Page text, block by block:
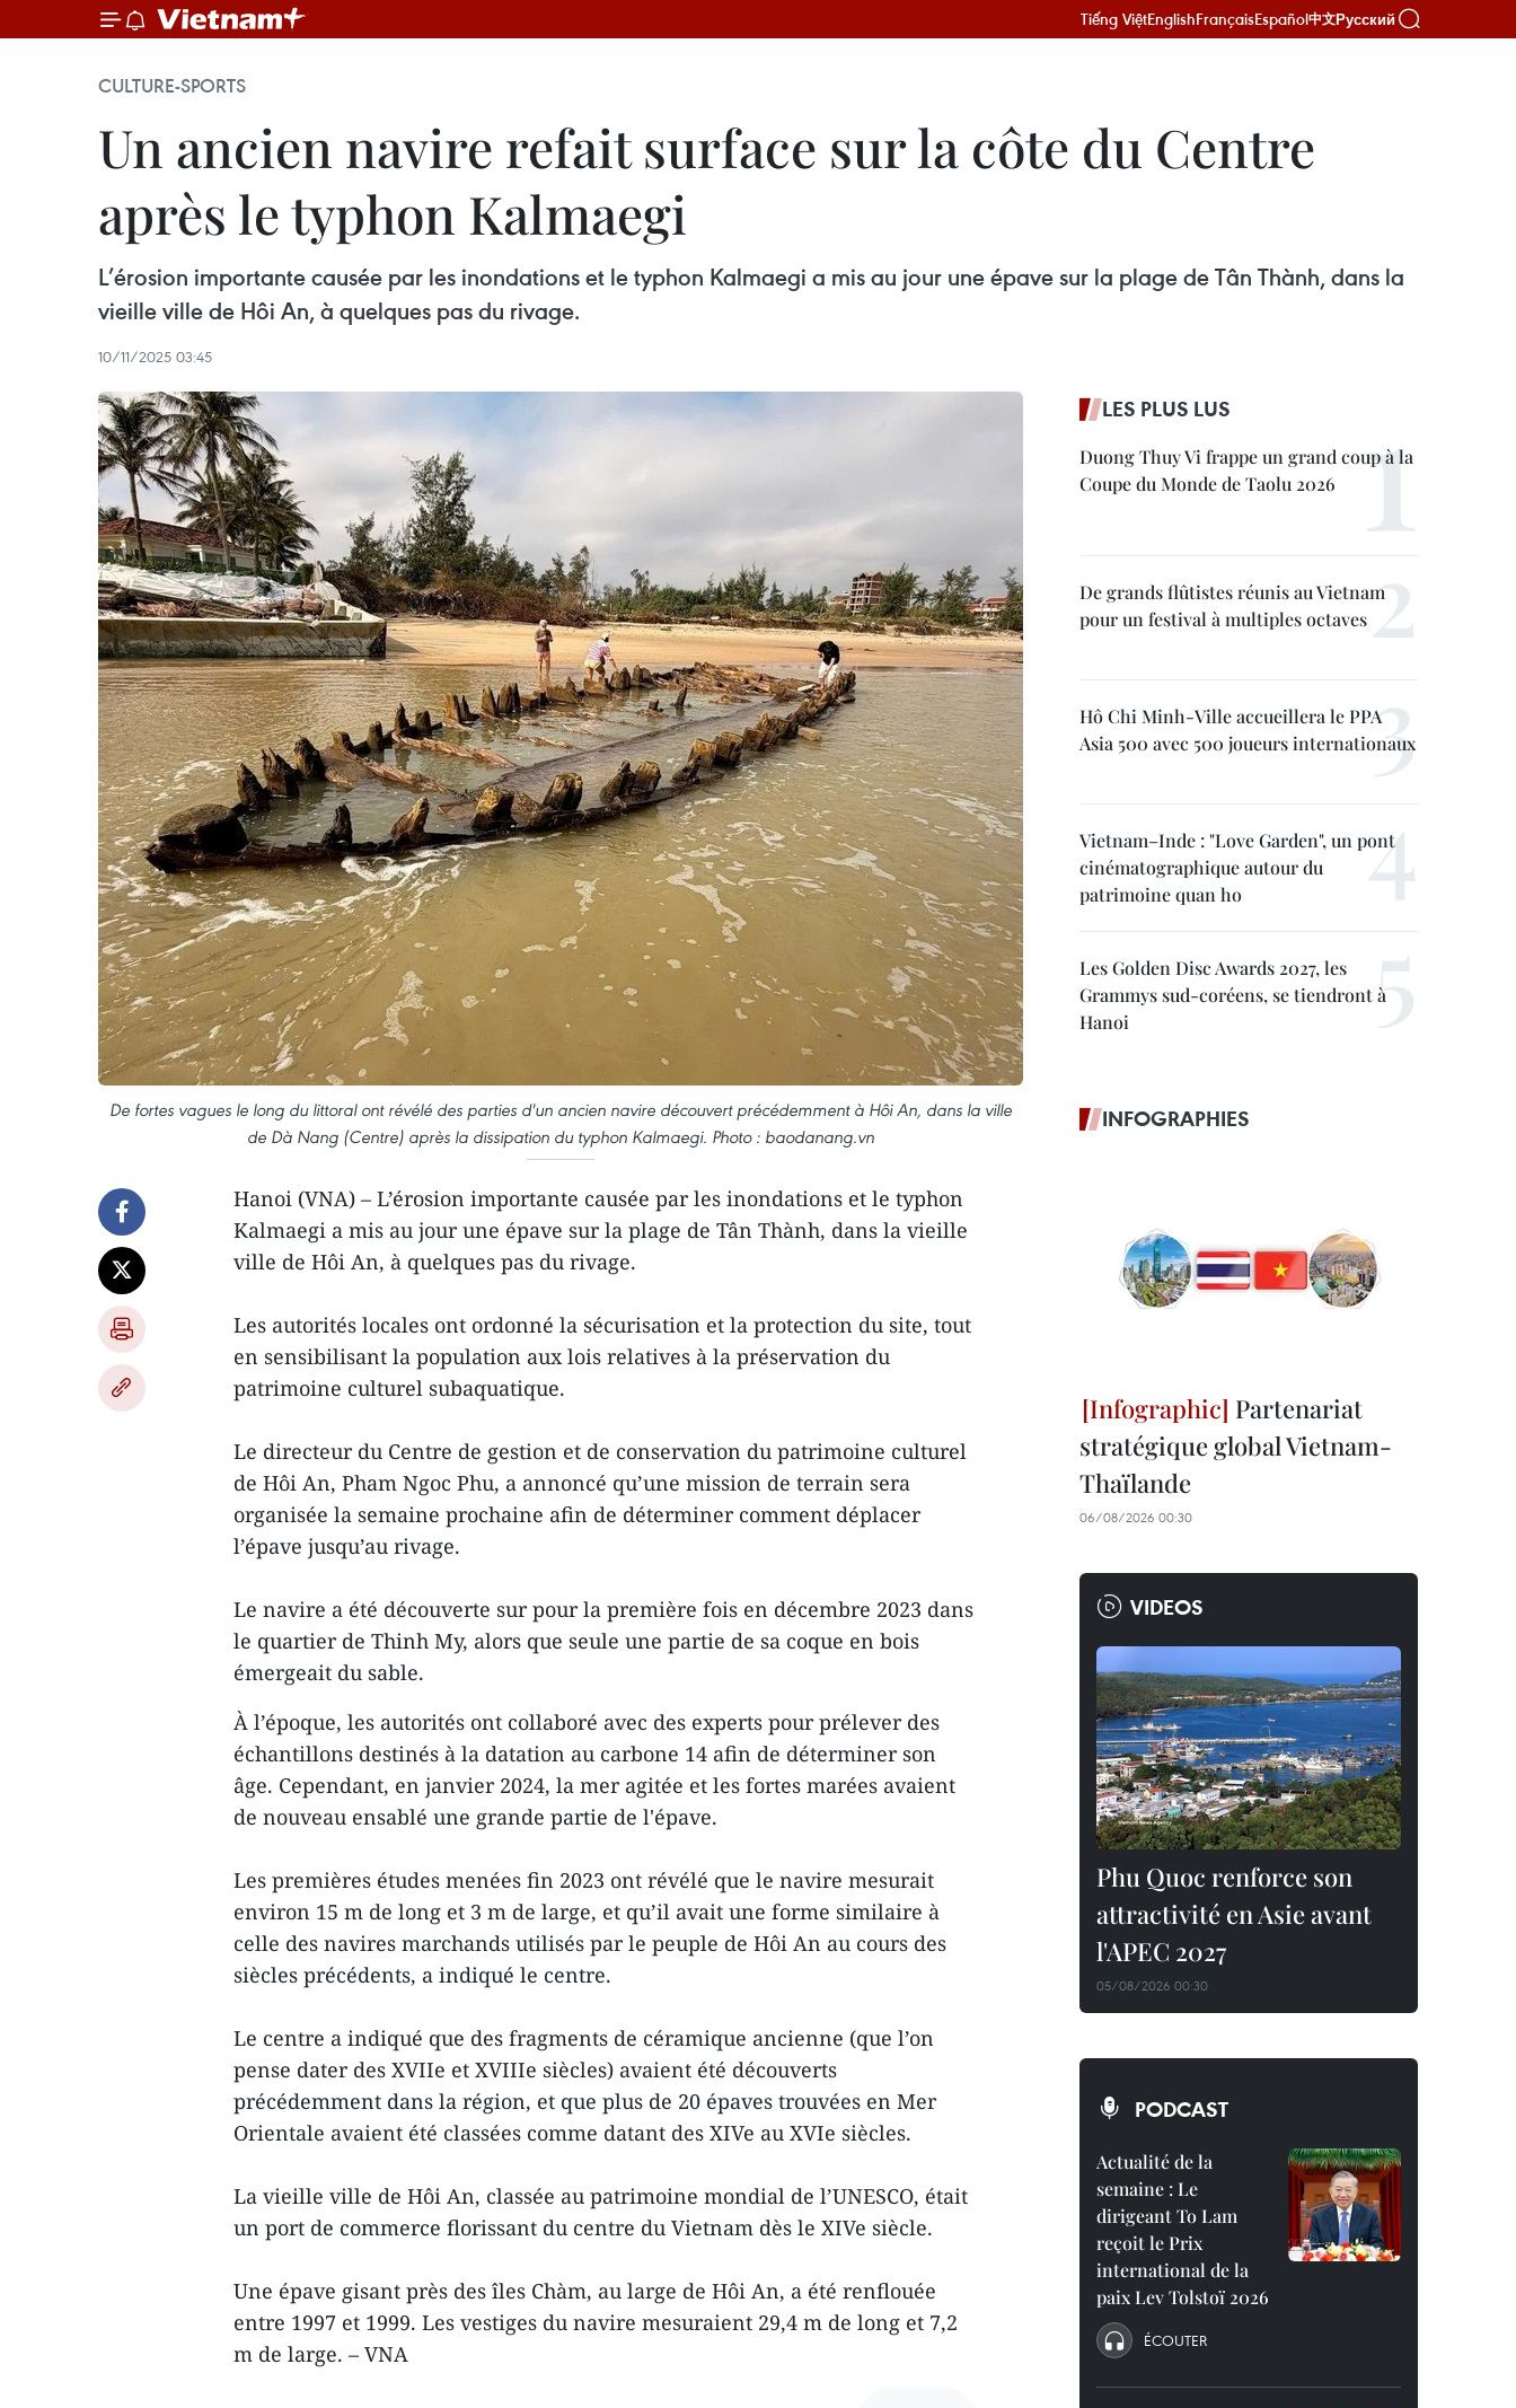
Tiếng ViệtEnglishFrançaisEspañol中文Русский
CULTURE-SPORTS
Un ancien navire refait surface sur la côte du Centre
après le typhon Kalmaegi
L’érosion importante causée par les inondations et le typhon Kalmaegi a mis au jour une épave sur la plage de Tân Thành, dans la
vieille ville de Hôi An, à quelques pas du rivage.
10/11/2025 03:45
De fortes vagues le long du littoral ont révélé des parties d'un ancien navire découvert précédemment à Hôi An, dans la ville
de Dà Nang (Centre) après la dissipation du typhon Kalmaegi. Photo : baodanang.vn
Hanoi (VNA) – L’érosion importante causée par les inondations et le typhon
Kalmaegi a mis au jour une épave sur la plage de Tân Thành, dans la vieille
ville de Hôi An, à quelques pas du rivage.
Les autorités locales ont ordonné la sécurisation et la protection du site, tout
en sensibilisant la population aux lois relatives à la préservation du
patrimoine culturel subaquatique.
Le directeur du Centre de gestion et de conservation du patrimoine culturel
de Hôi An, Pham Ngoc Phu, a annoncé qu’une mission de terrain sera
organisée la semaine prochaine afin de déterminer comment déplacer
l’épave jusqu’au rivage.
Le navire a été découverte sur pour la première fois en décembre 2023 dans
le quartier de Thinh My, alors que seule une partie de sa coque en bois
émergeait du sable.
À l’époque, les autorités ont collaboré avec des experts pour prélever des
échantillons destinés à la datation au carbone 14 afin de déterminer son
âge. Cependant, en janvier 2024, la mer agitée et les fortes marées avaient
de nouveau ensablé une grande partie de l'épave.
Les premières études menées fin 2023 ont révélé que le navire mesurait
environ 15 m de long et 3 m de large, et qu’il avait une forme similaire à
celle des navires marchands utilisés par le peuple de Hôi An au cours des
siècles précédents, a indiqué le centre.
Le centre a indiqué que des fragments de céramique ancienne (que l’on
pense dater des XVIIe et XVIIIe siècles) avaient été découverts
précédemment dans la région, et que plus de 20 épaves trouvées en Mer
Orientale avaient été classées comme datant des XIVe au XVIe siècles.
La vieille ville de Hôi An, classée au patrimoine mondial de l’UNESCO, était
un port de commerce florissant du centre du Vietnam dès le XIVe siècle.
Une épave gisant près des îles Chàm, au large de Hôi An, a été renflouée
entre 1997 et 1999. Les vestiges du navire mesuraient 29,4 m de long et 7,2
m de large. – VNA
LES PLUS LUS
Duong Thuy Vi frappe un grand coup à la
Coupe du Monde de Taolu 2026
De grands flûtistes réunis au Vietnam
pour un festival à multiples octaves
Hô Chi Minh-Ville accueillera le PPA
Asia 500 avec 500 joueurs internationaux
Vietnam–Inde : "Love Garden", un pont
cinématographique autour du
patrimoine quan ho
Les Golden Disc Awards 2027, les
Grammys sud-coréens, se tiendront à
Hanoi
INFOGRAPHIES
Partenariat
stratégique global Vietnam-
Thaïlande
06/08/2026 00:30
VIDEOS
Phu Quoc renforce son
attractivité en Asie avant
l'APEC 2027
05/08/2026 00:30
PODCAST
Actualité de la
semaine : Le
dirigeant To Lam
reçoit le Prix
international de la
paix Lev Tolstoï 2026
ÉCOUTER